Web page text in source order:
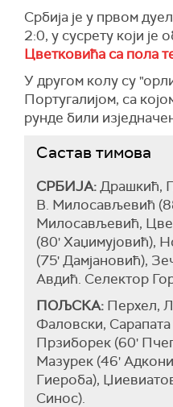
Србија је у првом
2:0, у сусрету који је
Цветковића са пола
У другом колу су
Португалијом, са
рунде били
Састав тимова
СРБИЈА:Драшкић,
В. Милосављевић
Милосављевић,
(80' Хаџимујовић),
(75' Дамјановић),
Авдић. Селектор
ПОЉСКА: Перхел,
Фаловски, Сарапата
Прзиборек (60'
Мазурек (46'
Гиероба),
Синос).